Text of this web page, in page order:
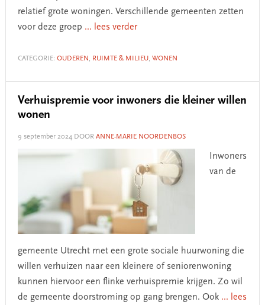
relatief grote woningen. Verschillende gemeenten zetten
voor deze groep ... lees verder
CATEGORIE: OUDEREN , RUIMTE & MILIEU, WONEN
Verhuispremie voor inwoners die kleiner willen
wonen
9 september 2024DOOR ANNE-MARIE NOORDENBOS
Inwoners
van de
gemeente Utrecht met een grote sociale huurwoning die
willen verhuizen naar een kleinere of seniorenwoning
kunnen hiervoor een flinke verhuispremie krijgen. Zo wil
de gemeente doorstroming op gang brengen. Ook ... lees